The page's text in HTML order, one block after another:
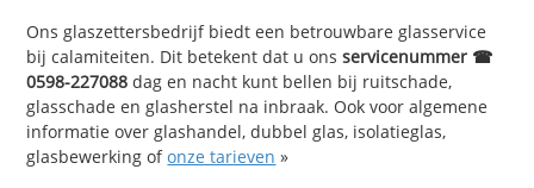
Ons glaszettersbedrijf biedt een betrouwbare glasservice
bij calamiteiten. Dit betekent dat u onsservicenummer ☎
0598-227088 dag en nacht kunt bellen bij ruitschade,
glasschade en glasherstel na inbraak. Ook voor algemene
informatie over glashandel, dubbel glas, isolatieglas,
glasbewerking ofonze tarieven »